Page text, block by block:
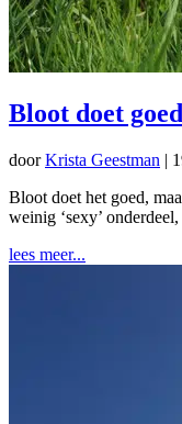
Bloot doet goed
doorKrista Geestman |
Bloot doet het goed,
weinig ‘sexy’
lees meer...